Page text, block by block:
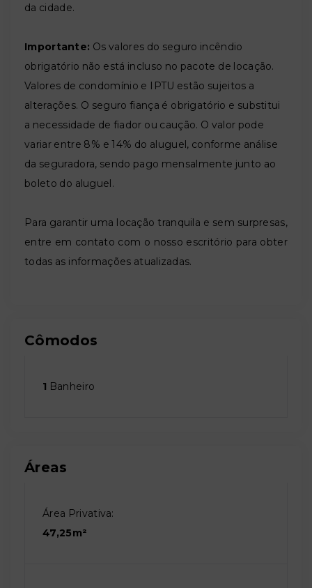
da cidade.
Importante: Os valores do seguro incêndio
obrigatório não está incluso no pacote de locação.
Valores de condomínio e IPTU estão sujeitos a
alterações. O seguro fiança é obrigatório e substitui
a necessidade de fiador ou caução. O valor pode
variar entre 8% e 14% do aluguel, conforme análise
da seguradora, sendo pago mensalmente junto ao
boleto do aluguel.
Para garantir uma locação tranquila e sem surpresas,
entre em contato com o nosso escritório para obter
todas as informações atualizadas.
Cômodos
1 Banheiro
Áreas
Área Privativa:
47,25m²